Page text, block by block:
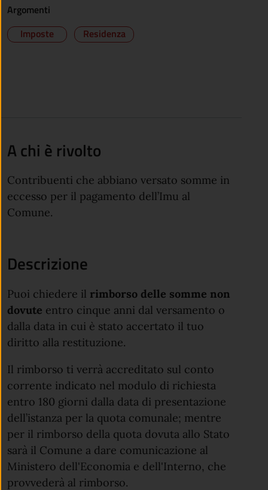
Argomenti
Imposte
Residenza
A chi è rivolto
Contribuenti che abbiano versato somme in
eccesso per il pagamento dell’Imu al
Comune.
Descrizione
Puoi chiedere il rimborso delle somme non
dovute entro cinque anni dal versamento o
dalla data in cui è stato accertato il tuo
diritto alla restituzione.
Il rimborso ti verrà accreditato sul conto
corrente indicato nel modulo di richiesta
entro 180 giorni dalla data di presentazione
dell’istanza per la quota comunale; mentre
per il rimborso della quota dovuta allo Stato
sarà il Comune a dare comunicazione al
Ministero dell'Economia e dell'Interno, che
provvederà al rimborso.